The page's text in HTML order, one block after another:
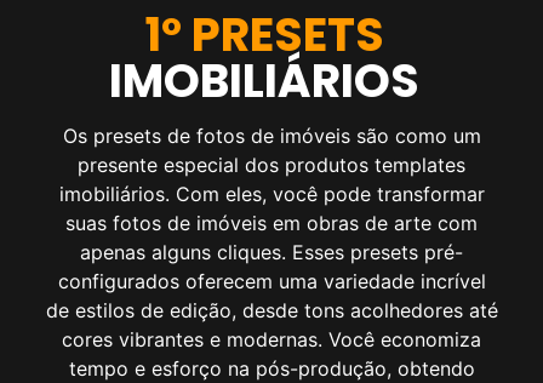
1º PRESETS
IMOBILIÁRIOS
Os presets de fotos de imóveis são como um
presente especial dos produtos templates
imobiliários. Com eles, você pode transformar
suas fotos de imóveis em obras de arte com
apenas alguns cliques. Esses presets pré-
configurados oferecem uma variedade incrível
de estilos de edição, desde tons acolhedores até
cores vibrantes e modernas. Você economiza
tempo e esforço na pós-produção, obtendo